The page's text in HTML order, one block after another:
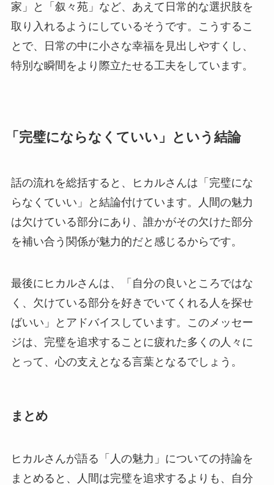
家」と「叙々苑」など、あえて日常的な選択肢を
取り入れるようにしているそうです。こうするこ
とで、日常の中に小さな幸福を見出しやすくし、
特別な瞬間をより際立たせる工夫をしています。
「完璧にならなくていい」という結論
話の流れを総括すると、ヒカルさんは「完璧にな
らなくていい」と結論付けています。人間の魅力
は欠けている部分にあり、誰かがその欠けた部分
を補い合う関係が魅力的だと感じるからです。
最後にヒカルさんは、「自分の良いところではな
く、欠けている部分を好きでいてくれる人を探せ
ばいい」とアドバイスしています。このメッセー
ジは、完璧を追求することに疲れた多くの人々に
とって、心の支えとなる言葉となるでしょう。
まとめ
ヒカルさんが語る「人の魅力」についての持論を
まとめると、人間は完璧を追求するよりも、自分